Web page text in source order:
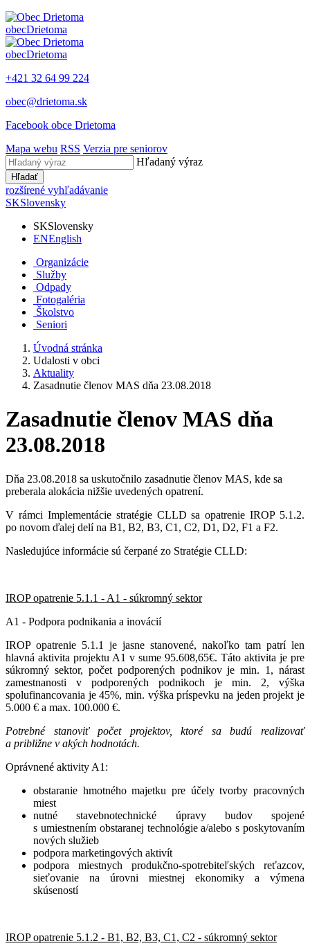
obecDrietoma
obecDrietoma
+421 32 64 99 224
obec@drietoma.sk
Facebook obce Drietoma
Mapa webu RSS Verzia pre seniorov
Hľadaný výraz
Hľadať
rozšírené vyhľadávanie
SKSlovensky
SKSlovensky
ENEnglish
Organizácie
Služby
Odpady
Fotogaléria
Školstvo
Seniori
Úvodná stránka
Udalosti v obci
Aktuality
Zasadnutie členov MAS dňa 23.08.2018
Zasadnutie členov MAS dňa
23.08.2018
Dňa 23.08.2018 sa uskutočnilo zasadnutie členov MAS, kde sa
preberala alokácia nižšie uvedených opatrení.
V rámci Implementácie stratégie CLLD sa opatrenie IROP 5.1.2.
po novom ďalej delí na B1, B2, B3, C1, C2, D1, D2, F1 a F2.
Nasledujúce informácie sú čerpané zo Stratégie CLLD:
IROP opatrenie 5.1.1 - A1 - súkromný sektor
A1 - Podpora podnikania a inovácií
IROP opatrenie 5.1.1 je jasne stanovené, nakoľko tam patrí len
hlavná aktivita projektu A1 v sume 95.608,65€. Táto aktivita je pre
súkromný sektor, počet podporených podnikov je min. 1, nárast
zamestnanosti v podporených podnikoch je min. 2, výška
spolufinancovania je 45%, min. výška príspevku na jeden projekt je
5.000 € a max. 100.000 €.
Potrebné stanoviť počet projektov, ktoré sa budú realizovať
a približne v akých hodnotách.
Oprávnené aktivity A1:
obstaranie hmotného majetku pre účely tvorby pracovných
miest
nutné stavebnotechnické úpravy budov spojené
s umiestnením obstaranej technológie a/alebo s poskytovaním
nových služieb
podpora marketingových aktivít
podpora miestnych produkčno-spotrebiteľských reťazcov,
sieťovanie na úrovni miestnej ekonomiky a výmena
skúseností
IROP opatrenie 5.1.2 - B1, B2, B3, C1, C2 - súkromný sektor